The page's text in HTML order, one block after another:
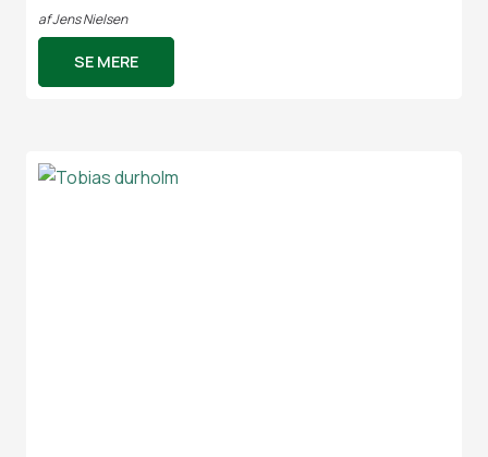
afJens Nielsen
SE MERE